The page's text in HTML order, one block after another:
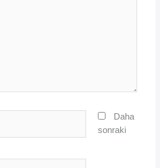
Daha
sonraki